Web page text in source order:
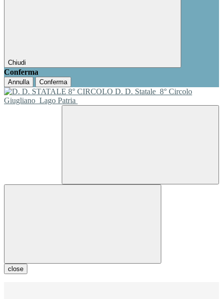
Chiudi
Conferma
Annulla Conferma
D. D. Statale 8° Circolo
Giugliano Lago Patria
close